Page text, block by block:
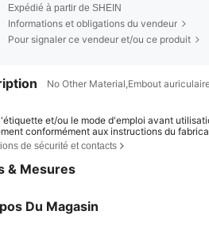
Expédié à partir de SHEIN
Informations et obligations du vendeur
Pour signaler ce vendeur et/ou ce produit
No Other Material,Embout
et/ou le mode d'emploi avant
conformément aux instructions du
est endommagé, contaminé, présente un
de portée des enfants.
de sécurité et contacts
& Mesures
Du Magasin